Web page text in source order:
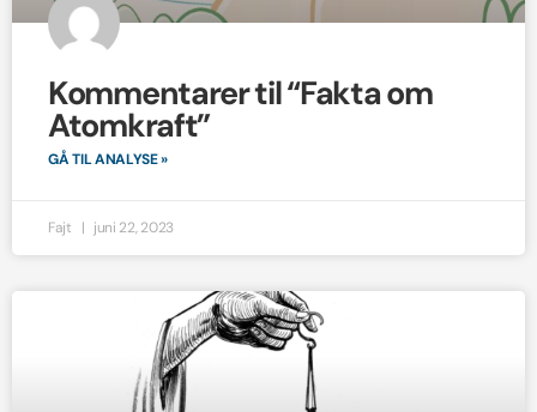
Kommentarer til “Fakta om
Atomkraft”
GÅ TIL ANALYSE »
Fajt juni 22, 2023